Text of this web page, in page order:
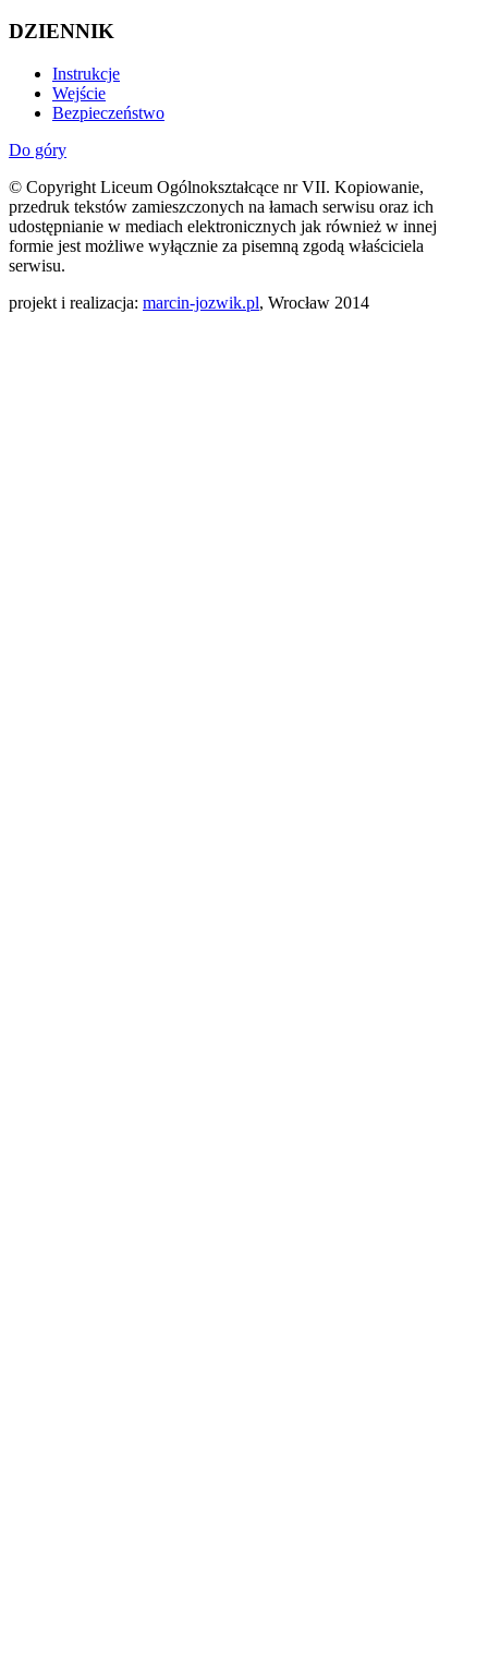
DZIENNIK
Instrukcje
Wejście
Bezpieczeństwo
Do góry
© Copyright Liceum Ogólnokształcące nr VII. Kopiowanie,
przedruk tekstów zamieszczonych na łamach serwisu oraz ich
udostępnianie w mediach elektronicznych jak również w innej
formie jest możliwe wyłącznie za pisemną zgodą właściciela
serwisu.
projekt i realizacja: marcin-jozwik.pl, Wrocław 2014